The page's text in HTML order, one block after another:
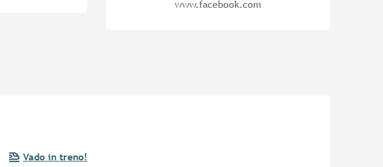
www.facebook.com
Vado in treno!